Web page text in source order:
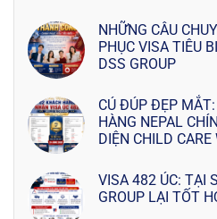
NHỮNG CÂU
PHỤC VISA TIÊU
DSS GROUP
CÚ ĐÚP ĐẸP
HÀNG NEPAL
DIỆN CHILD CARE
VISA 482 ÚC: TẠI
GROUP LẠI TỐT